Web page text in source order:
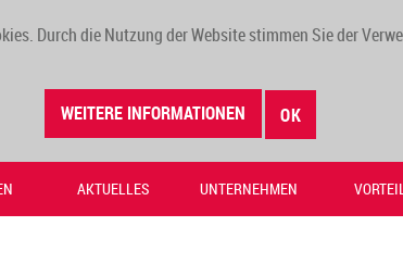
Durch die Nutzung der Website stimmen Sie der
WEITERE INFORMATIONEN OK
AKTUELLES UNTERNEHMEN